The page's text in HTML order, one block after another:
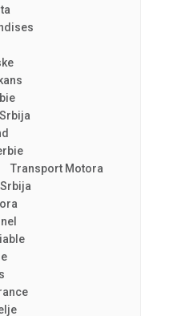
Transport Motora